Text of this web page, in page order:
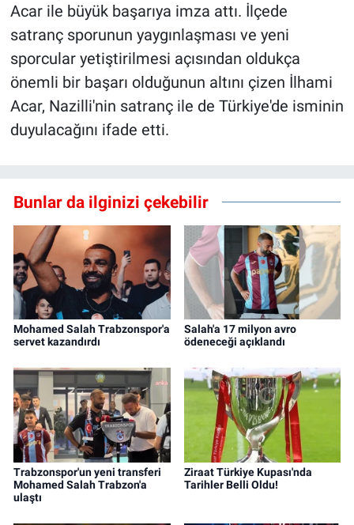
Acar ile büyük başarıya imza attı. İlçede
satranç sporunun yaygınlaşması ve yeni
sporcular yetiştirilmesi açısından oldukça
önemli bir başarı olduğunun altını çizen İlhami
Acar, Nazilli'nin satranç ile de Türkiye'de isminin
duyulacağını ifade etti.
Bunlar da ilginizi çekebilir
Mohamed Salah Trabzonspor'a
servet kazandırdı
Salah'a 17 milyon avro
ödeneceği açıklandı
Trabzonspor'un yeni transferi
Mohamed Salah Trabzon'a
ulaştı
Ziraat Türkiye Kupası'nda
Tarihler Belli Oldu!